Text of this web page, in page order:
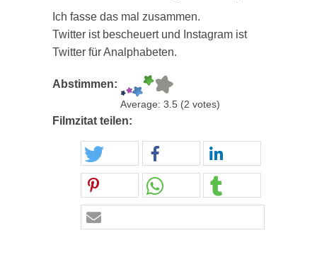
Ich fasse das mal zusammen.
Twitter ist bescheuert und Instagram ist
Twitter für Analphabeten.
Abstimmen:
Average: 3.5 (2 votes)
Filmzitat teilen: